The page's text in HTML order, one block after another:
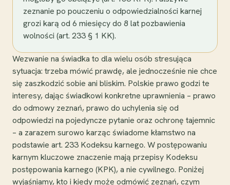
zeznanie po pouczeniu o odpowiedzialności karnej
grozi karą od 6 miesięcy do 8 lat pozbawienia
wolności (art. 233 § 1 KK).
Wezwanie na świadka to dla wielu osób stresująca
sytuacja: trzeba mówić prawdę, ale jednocześnie nie chce
się zaszkodzić sobie ani bliskim. Polskie prawo godzi te
interesy, dając świadkowi konkretne uprawnienia – prawo
do odmowy zeznań, prawo do uchylenia się od
odpowiedzi na pojedyncze pytanie oraz ochronę tajemnic
– a zarazem surowo karząc świadome kłamstwo na
podstawie art. 233 Kodeksu karnego. W postępowaniu
karnym kluczowe znaczenie mają przepisy Kodeksu
postępowania karnego (KPK), a nie cywilnego. Poniżej
wyjaśniamy, kto i kiedy może odmówić zeznań, czym